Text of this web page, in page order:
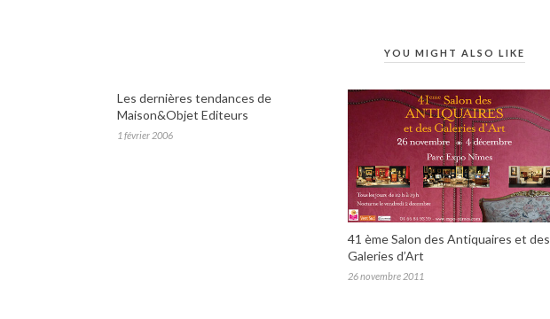
YOU MIGHT ALSO LIKE
Les dernières tendances de
Maison&Objet Editeurs
1 février 2006
41 ème Salon des Antiquaires et des
Galeries d’Art
26 novembre 2011